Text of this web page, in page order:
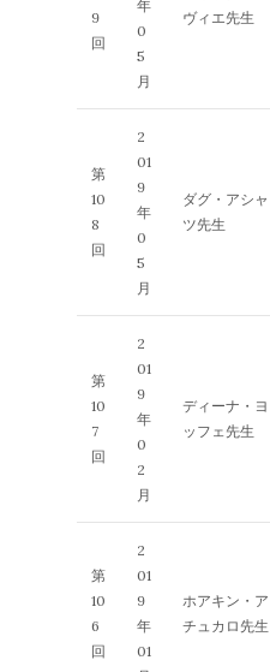
9
回
年
0
5
月
ヴィエ先生
第
10
8
回
2
01
9
年
0
5
月
ダグ・アシャ
ツ先生
第
10
7
回
2
01
9
年
0
2
月
ディーナ・ヨ
ッフェ先生
第
10
6
回
2
01
9
年
01
ホアキン・ア
チュカロ先生